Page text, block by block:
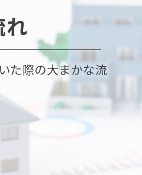
れ
た際の大まかな流